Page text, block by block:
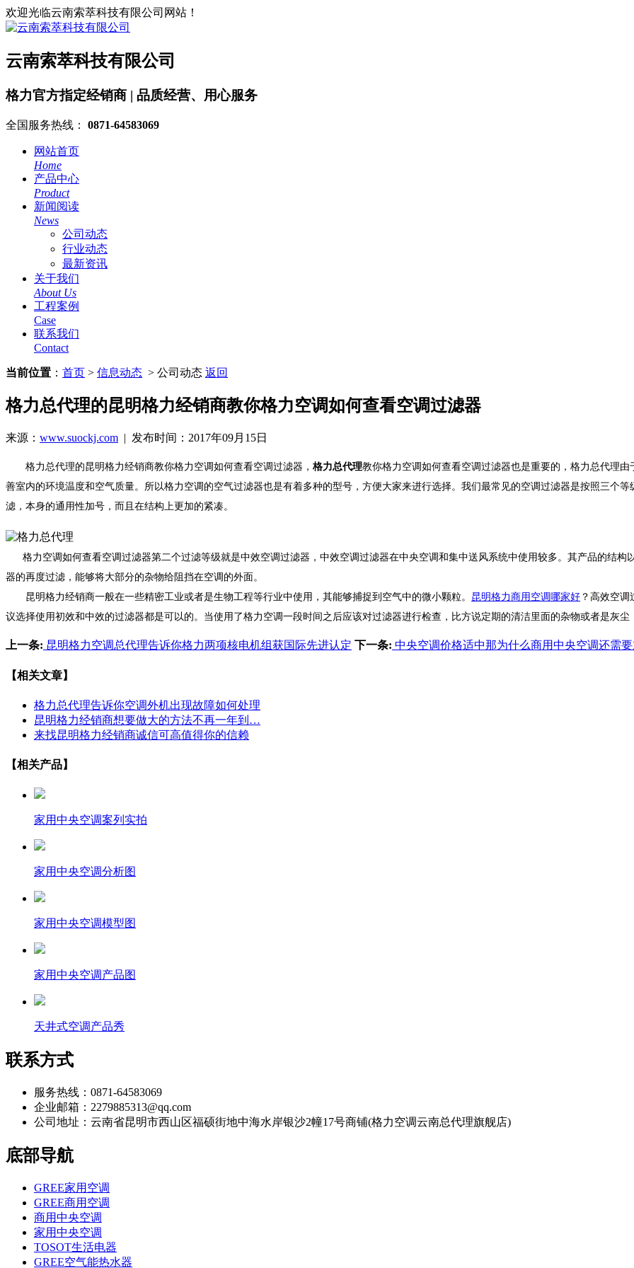
欢迎光临云南索萃科技有限公司网站！
云南索萃科技有限公司
格力官方指定经销商 | 品质经营、用心服务
全国服务热线： 0871-64583069
网站首页
Home
产品中心
Product
新闻阅读
News
公司动态
行业动态
最新资讯
关于我们
About Us
工程案例
Case
联系我们
Contact
当前位置 ： 首页 > 信息动态 > 公司动态 返回
格力总代理的昆明格力经销商教你格力空调如何查看空调过滤器
来源： www.suockj.com | 发布时间：2017年09月15日
格力总代理的昆明格力经销商教你格力空调如何查看空调过滤器， 格力总代理教你格力空调如何查看空调过滤器也是重要的，格力总代理
善室内的环境温度和空气质量。所以格力空调的空气过滤器也是有着多种的型号，方便大家来进行选择。我们最常见的空调过滤器是按照三个
滤，本身的通用性加号，而且在结构上更加的紧凑。
格力空调如何查看空调过滤器第二个过滤等级就是中效空调过滤器，中效空调过滤器在中央空调和集中送风系统中使用较多。其产品的结
器的再度过滤，能够将大部分的杂物给阻挡在空调的外面。
昆明格力经销商一般在一些精密工业或者是生物工程等行业中使用，其能够捕捉到空气中的微小颗粒。 昆明格力商用空调哪家好 ？高效空
议选择使用初效和中效的过滤器都是可以的。当使用了格力空调一段时间之后应该对过滤器进行检查，比方说定期的清洁里面的杂物或者是灰
上一条: 昆明格力空调总代理告诉你格力两项核电机组获国际先进认定 下一条: 中央空调价格适中那为什么商用中央空调还需
【相关文章】
格力总代理告诉你空调外机出现故障如何处理
昆明格力经销商想要做大的方法不再一年到…
来找昆明格力经销商诚信可高值得你的信赖
【相关产品】
家用中央空调案列实拍
家用中央空调分析图
家用中央空调模型图
家用中央空调产品图
天井式空调产品秀
联系方式
服务热线：0871-64583069
企业邮箱：2279885313@qq.com
公司地址：云南省昆明市西山区福硕街地中海水岸银沙2幢17号商铺(格力空调云南总代理旗舰店)
底部导航
GREE家用空调
GREE商用空调
商用中央空调
家用中央空调
TOSOT生活电器
GREE空气能热水器